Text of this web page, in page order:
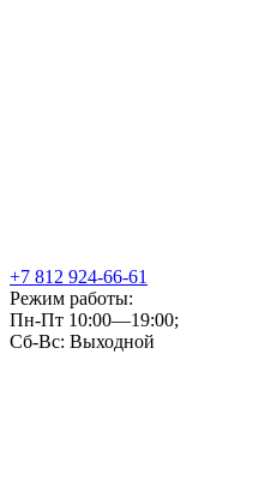
+7 812 924-66-61
Режим работы:
Пн-Пт 10:00—19:00;
Сб-Вс: Выходной